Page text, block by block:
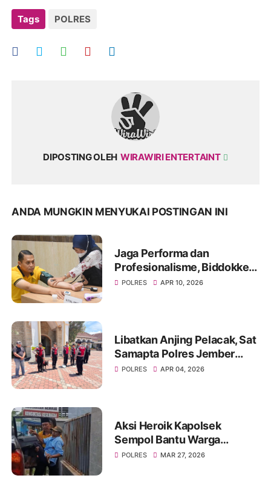
Tags POLRES
DIPOSTING OLEH WIRAWIRI ENTERTAINT
ANDA MUNGKIN MENYUKAI POSTINGAN INI
Jaga Performa dan
Profesionalisme, Biddokkes
Polda Jatim Gelar Rikes
POLRES APR 10, 2026
Libatkan Anjing Pelacak, Sat
Samapta Polres Jember
Sterilisasi Gereja Jelang
POLRES APR 04, 2026
Aksi Heroik Kapolsek
Sempol Bantu Warga
Kecelakaan Saat Akan
POLRES MAR 27, 2026